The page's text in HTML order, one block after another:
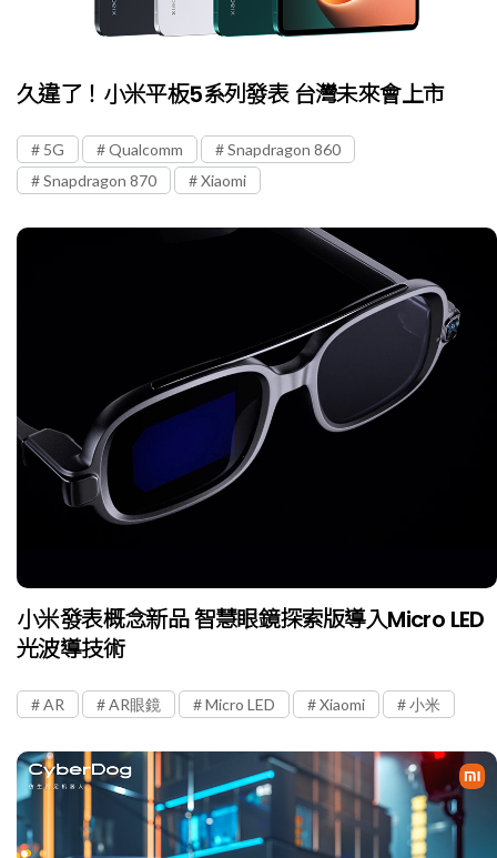
久違了！小米平板5系列發表 台灣未來會上市
5G Qualcomm
Snapdragon 860
Snapdragon 870
Xiaomi
小米發表概念新品 智慧眼鏡探索版導入Micro LED
光波導技術
AR AR眼鏡 Micro LED Xiaomi 小米